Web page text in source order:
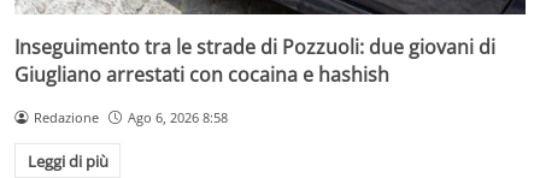
Inseguimento tra le strade di Pozzuoli: due giovani di
Giugliano arrestati con cocaina e hashish
Redazione Ago 6, 2026 8:58
Leggi di più